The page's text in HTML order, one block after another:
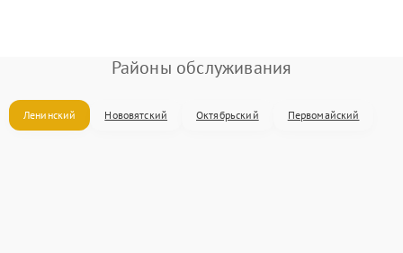
Районы обслуживания
Ленинский Нововятский Октябрьский Первомайский